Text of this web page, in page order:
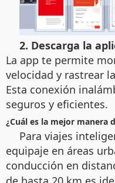
2. Descarga la
La app te permite
velocidad y rastrear
Esta conexión
seguros y eficientes.
¿Cuál es la mejor manera
Para viajes
equipaje en áreas
conducción en